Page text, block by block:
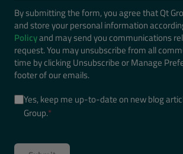
By submitting the form, you agree that Qt
and store your personal information
Policyand may send you communications
request. You may unsubscribe from all
time by clicking Unsubscribe or Manage
footer of our emails.
Yes, keep me up-to-date on new blog
Group.*